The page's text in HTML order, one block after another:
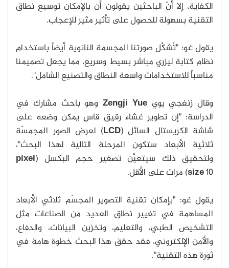
الكفاية، إلا أنّ الباحثين يقولون أن بالإمكان توسيع نطاق
التقنية بسهولة للحصول على تأثير مثير للإعجاب.
يقول غو: "تُشكَّل صورتنا المجسمة النانوية أيضاً باستخدام
نظام كتابة ليزري مباشر بسيط وسريع، مما يجعل تصميمنا
مناسباً للاستخدامات واسعة النطاق والتصنيع الشامل".
وقال زنغجي يويZengji Yue وهو باحث مشارك في
الدراسة: "إن تطوير غشاء رقيق قاسٍ يمكن وضعه على
شاشة الكريستال السائل (LCD) لعرض الصور المجمسّة
ثلاثية الأبعاد ستكون المرحلة التالية لهذا البحث"،
ولتحقيق ذلك سيتعيَّن تصغير حجم البكسل (pixel
size10) مرات على الأقل.
يقول غو: "بإمكان تقنية التصوير المجسّم ثلاثي الأبعاد
المساهمة في تغيير نطاق العديد من الصناعات مثل
التشخيص الطبي، والتعليم، وتخزين البيانات، والدفاع،
والأمن الإلكتروني، فقد حقق هذا البحث خطوة هامة في
ثورة هذه التقنية".